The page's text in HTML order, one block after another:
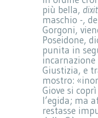
più bella, dixit
maschio -,
Gorgoni,
Poseidone,
punita in
Giustizia, e
mostro:
Giove si
l’egida; ma
restasse